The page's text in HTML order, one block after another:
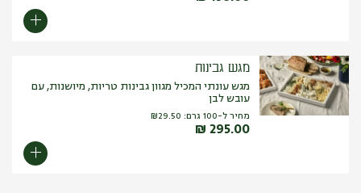
מגש גבינות
מגש עונתי המכיל מגוון גבינות טריות, מיושנות, עם
עובש לבן
מחיר ל-100 גרם: ₪29.50
₪ 295.00